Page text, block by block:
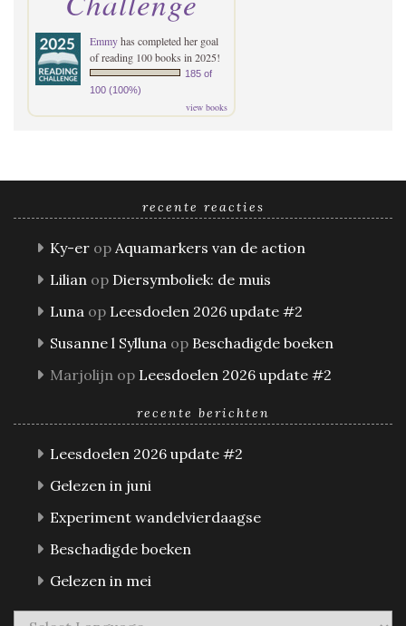
Emmyhas completed her goal
of reading 100 books in 2025!
185 of
100 (100%)
view books
recente reacties
Ky-er op Aquamarkers van de action
Lilian op Diersymboliek: de muis
Luna op Leesdoelen 2026 update #2
Susanne l Sylluna op Beschadigde boeken
Marjolijn op Leesdoelen 2026 update #2
recente berichten
Leesdoelen 2026 update #2
Gelezen in juni
Experiment wandelvierdaagse
Beschadigde boeken
Gelezen in mei